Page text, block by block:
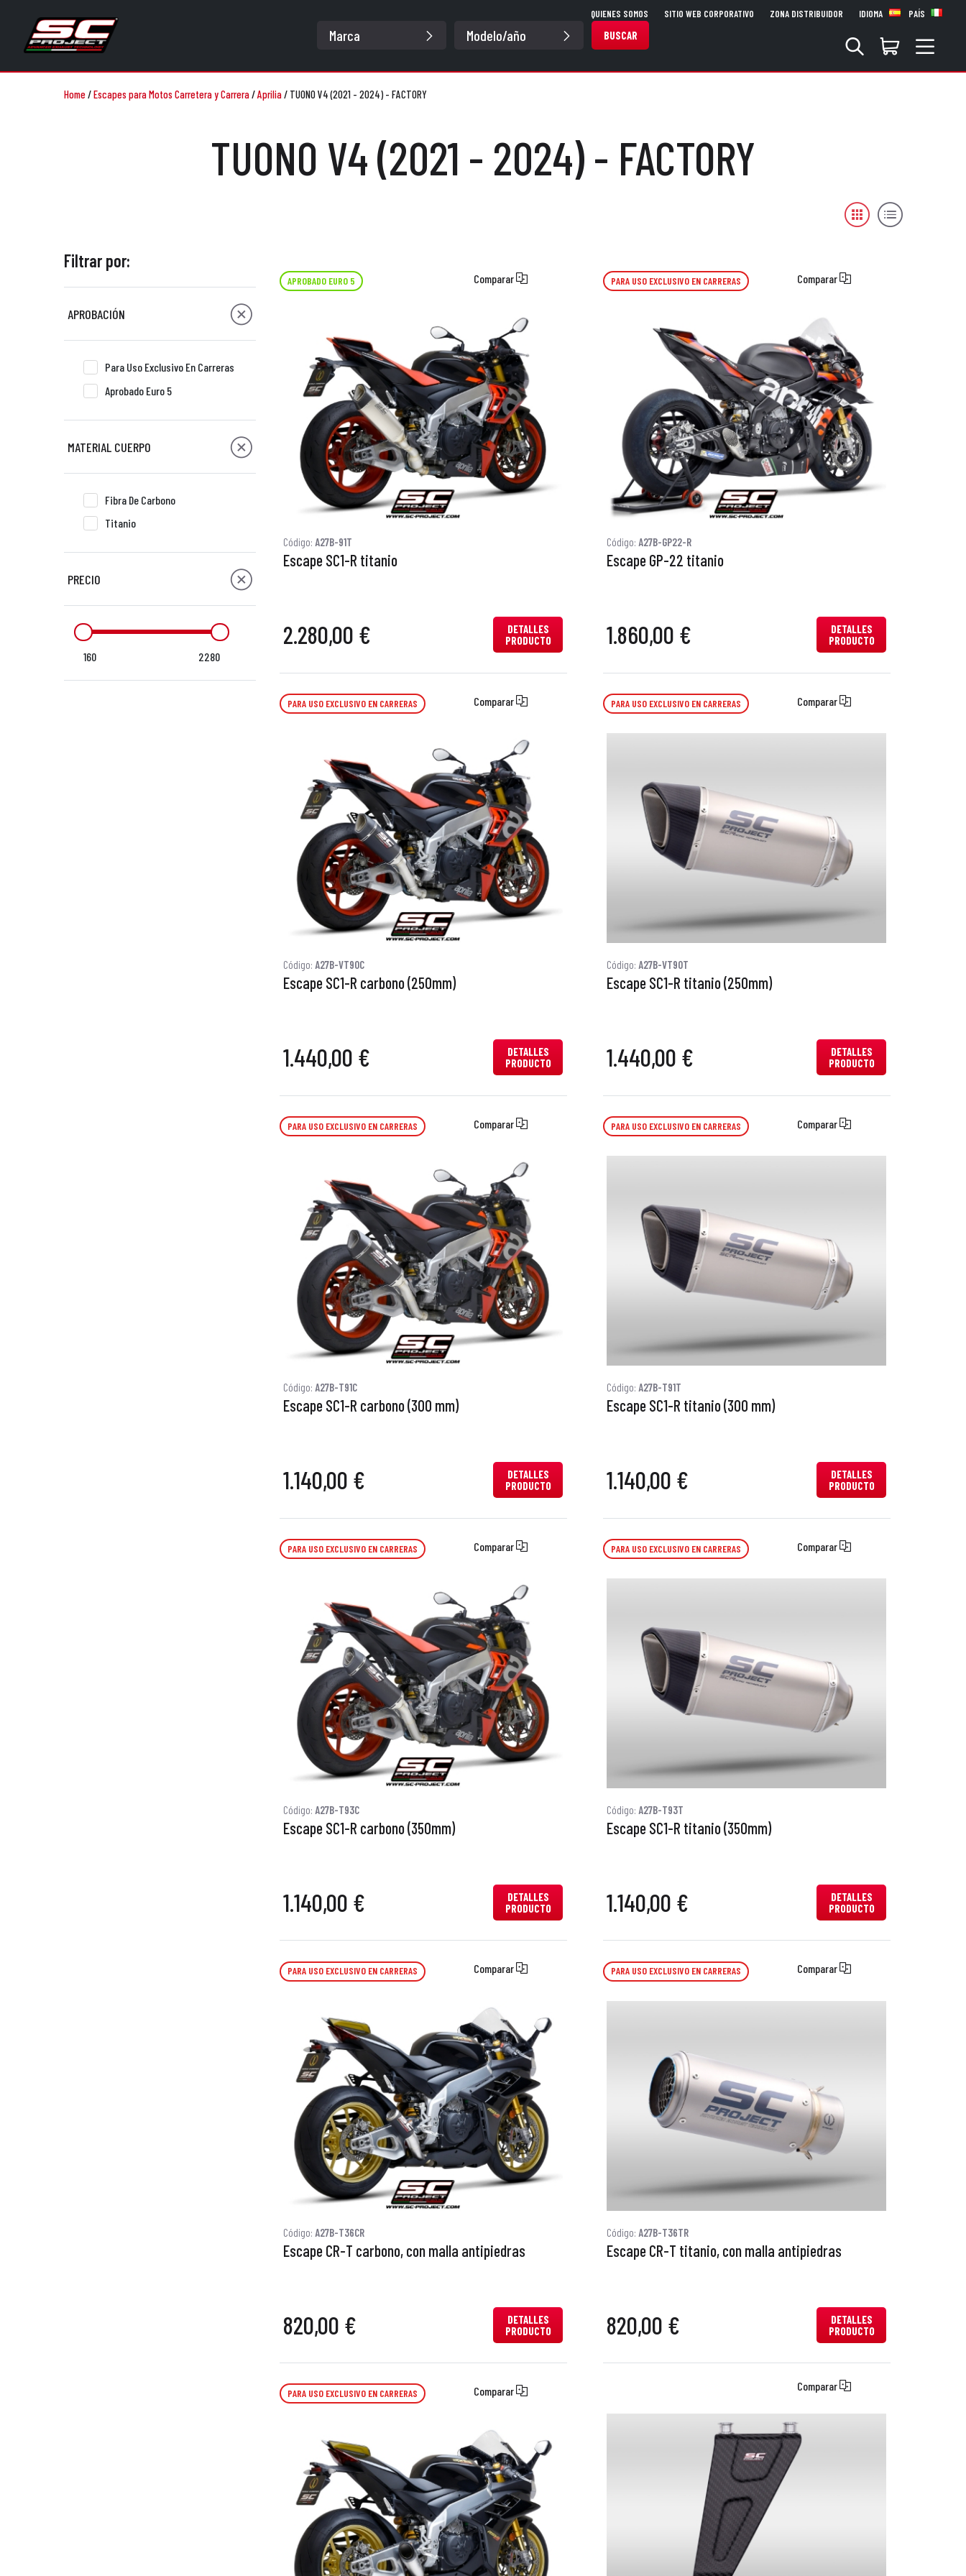
BUSCAR
QUIENES SOMOS SITIO WEB CORPORATIVO ZONA DISTRIBUIDOR IDIOMA PAÍS
Home/Escapes para Motos Carretera y Carrera/Aprilia/ TUONO V4 (2021 - 2024) - FACTORY
TUONO V4 (2021 - 2024) - FACTORY
Filtrar por:
APROBACIÓN
Para Uso Exclusivo En Carreras
Aprobado Euro 5
MATERIAL CUERPO
Fibra De Carbono
Titanio
PRECIO
160 2280
APROBADO EURO 5 Comparar
Código: A27B-91T
Escape SC1-R titanio
2.280,00 €
DETALLES
PRODUCTO
PARA USO EXCLUSIVO EN CARRERAS Comparar
Código: A27B-GP22-R
Escape GP-22 titanio
1.860,00 €
DETALLES
PRODUCTO
PARA USO EXCLUSIVO EN CARRERAS Comparar
Código: A27B-VT90C
Escape SC1-R carbono (250mm)
1.440,00 €
DETALLES
PRODUCTO
PARA USO EXCLUSIVO EN CARRERAS Comparar
Código: A27B-VT90T
Escape SC1-R titanio (250mm)
1.440,00 €
DETALLES
PRODUCTO
PARA USO EXCLUSIVO EN CARRERAS Comparar
Código: A27B-T91C
Escape SC1-R carbono (300 mm)
1.140,00 €
DETALLES
PRODUCTO
PARA USO EXCLUSIVO EN CARRERAS Comparar
Código: A27B-T91T
Escape SC1-R titanio (300 mm)
1.140,00 €
DETALLES
PRODUCTO
PARA USO EXCLUSIVO EN CARRERAS Comparar
Código: A27B-T93C
Escape SC1-R carbono (350mm)
1.140,00 €
DETALLES
PRODUCTO
PARA USO EXCLUSIVO EN CARRERAS Comparar
Código: A27B-T93T
Escape SC1-R titanio (350mm)
1.140,00 €
DETALLES
PRODUCTO
PARA USO EXCLUSIVO EN CARRERAS Comparar
Código: A27B-T36CR
Escape CR-T carbono, con malla antipiedras
820,00 €
DETALLES
PRODUCTO
PARA USO EXCLUSIVO EN CARRERAS Comparar
Código: A27B-T36TR
Escape CR-T titanio, con malla antipiedras
820,00 €
DETALLES
PRODUCTO
PARA USO EXCLUSIVO EN CARRERAS Comparar Comparar